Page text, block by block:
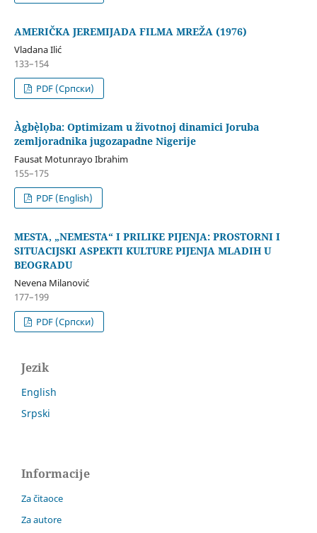
AMERIČKA JEREMIJADA FILMA MREŽA (1976)
Vladana Ilić
133–154
PDF (Cрпски)
Àgbẹ̀lọba: Optimizam u životnoj dinamici Joruba
zemljoradnika jugozapadne Nigerije
Fausat Motunrayo Ibrahim
155–175
PDF (English)
MESTA, „NEMESTA“ I PRILIKE PIJENJA: PROSTORNI I
SITUACIJSKI ASPEKTI KULTURE PIJENJA MLADIH U
BEOGRADU
Nevena Milanović
177–199
PDF (Cрпски)
Jezik
English
Srpski
Informacije
Za čitaoce
Za autore